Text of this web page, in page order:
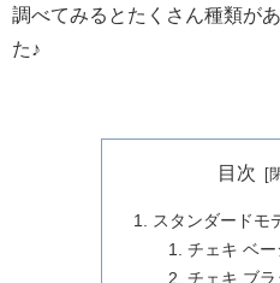
調べてみるとたくさん種類が
た♪
目次
スタンダードモ
チェキ ベー
チェキ ブラ